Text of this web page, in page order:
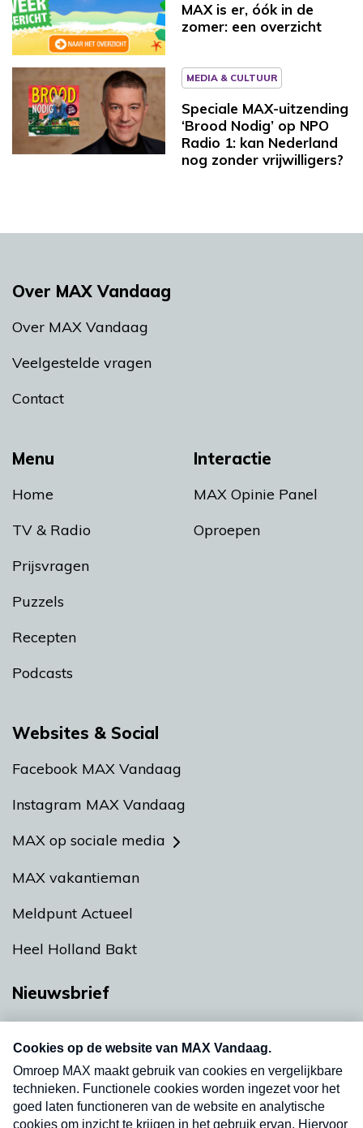
MAX is er, óók in de
zomer: een overzicht
MEDIA & CULTUUR
Speciale MAX-uitzending
‘Brood Nodig’ op NPO
Radio 1: kan Nederland
nog zonder vrijwilligers?
Menu
Home
TV & Radio
Prijsvragen
Puzzels
Recepten
Podcasts
Interactie
MAX Opinie Panel
Oproepen
Over MAX Vandaag
Over MAX Vandaag
Veelgestelde vragen
Contact
Websites & Social
Facebook MAX Vandaag
Instagram MAX Vandaag
MAX op sociale media
MAX vakantieman
Meldpunt Actueel
Heel Holland Bakt
Nieuwsbrief
nieuwsbrief. Elke vrijdag- en dinsdagochtend in
uw mailbox.
Verzend